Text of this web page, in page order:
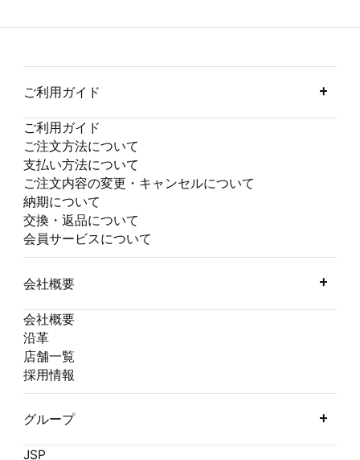
ご利用ガイド
ご利用ガイド
ご注文方法について
支払い方法について
ご注文内容の変更・キャンセルについて
納期について
交換・返品について
会員サービスについて
会社概要
会社概要
沿革
店舗一覧
採用情報
グループ
JSP